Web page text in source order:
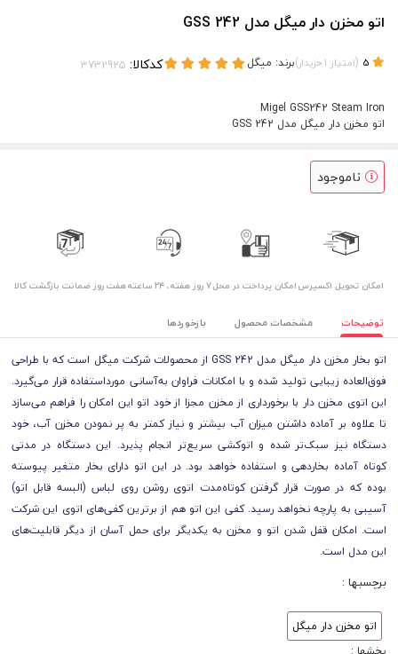
اتو مخزن دار میگل مدل GSS 242
(امتیاز 1خریدار)برند: میگل کدکالا:
Migel GSS242 Steam Iron
اتو مخزن دار میگل مدل GSS 242
ناموجود
اﻣﮑﺎن ﺗﺤﻮﯾﻞ اﮐﺴﭙﺮسامکان پرداخت در محل۷ روز ﻫﻔﺘﻪ، ۲۴ ﺳﺎﻋﺘﻪ هفت روز ضمانت بازگشت کالا
توضیحات مشخصات محصول بازخوردها
اتو بخار مخزن دار میگل مدل GSS 242 از محصولات شرکت میگل است که با طراحی
فوق‌العاده زیبایی تولید شده و با امکانات فراوان به‌آسانی مورداستفاده قرار می‌گیرد.
این اتوی‌ مخزن دار با برخورداری از مخزن مجزا از خود اتو این امکان را فراهم می‌سازد
تا علاوه بر آماده داشتن میزان آب بیشتر و نیاز کمتر به پر نمودن مخزن آب، خود
دستگاه نیز سبک‌تر شده و اتوکشی سریع‌تر انجام پذیرد. این دستگاه در مدتی
کوتاه آماده بخاردهی و استفاده خواهد بود. در این اتو دارای بخار متغیر پیوسته
بوده که در صورت قرار گرفتن کوتاه‌مدت اتوی روشن روی لباس (البسه قابل اتو)
آسیبی به پارچه نخواهد رسید. کفی این اتو هم از برترین کفی‌های اتوی این شرکت
است. امکان قفل شدن اتو و مخزن به یکدیگر برای حمل آسان از دیگر قابلیت‌های
این مدل است.
برچسبها :
اتو مخزن دار میگل